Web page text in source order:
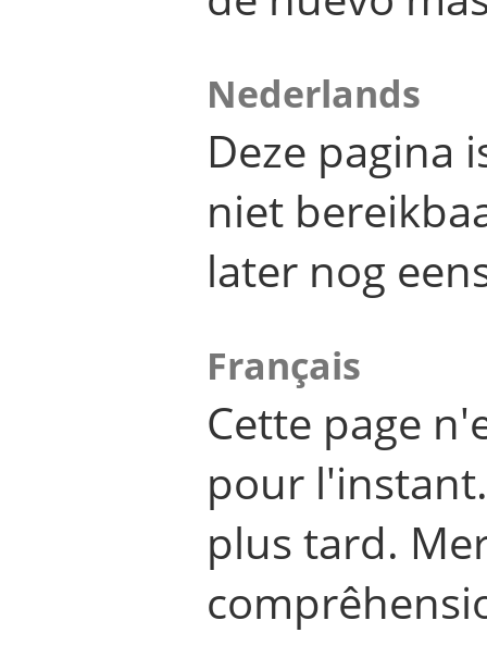
Nederlands
Deze pagina
niet
later nog
Français
Cette page
pour
plus tard.